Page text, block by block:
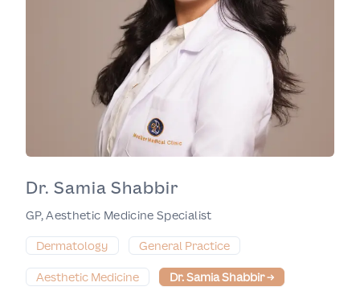
Dr. Samia Shabbir
GP, Aesthetic Medicine Specialist
Dermatology
General Practice
Aesthetic Medicine Dr. Samia Shabbir→